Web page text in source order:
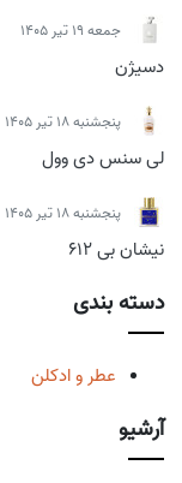
جمعه 19 تیر 1405
دسیژن
پنجشنبه 18 تیر 1405
لی سنس دی وول
پنجشنبه 18 تیر 1405
نیشان بی 612
دسته بندی
عطر و ادکلن
آرشیو